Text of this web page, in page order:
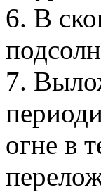
6. В
7.
огне в